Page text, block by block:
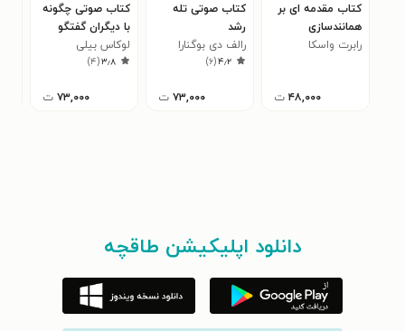
کتاب مقدمه ای بر
همانندسازی
فرافکنانه
رابرت واسکا
۴۸,۰۰۰ ت
کتاب صوتی تله
رشد
رالف دی بوگنارا
۴٫۲(۶)
۷۳,۰۰۰ ت
کتاب صوتی چگونه
با دیگران گفتگو
کنیم؟
لوکاس بیلی
۳٫۸(۴)
۷۳,۰۰۰ ت
دانلود اپلیکیشن طاقچه